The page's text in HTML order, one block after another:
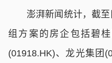
澎湃新闻统计，截至
组方案的房企包括碧
(01918.HK)、龙光集团